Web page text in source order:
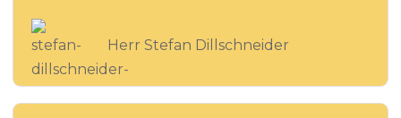
Herr Stefan Dillschneider
24 VILLA - EC4121